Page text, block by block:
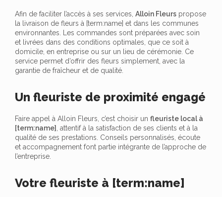
Afin de faciliter l’accès à ses services, Alloin Fleurs propose
la livraison de fleurs à [term:name] et dans les communes
environnantes. Les commandes sont préparées avec soin
et livrées dans des conditions optimales, que ce soit à
domicile, en entreprise ou sur un lieu de cérémonie. Ce
service permet d’offrir des fleurs simplement, avec la
garantie de fraîcheur et de qualité.
Un fleuriste de proximité engagé
Faire appel à Alloin Fleurs, c’est choisir un fleuriste local à
[term:name]
, attentif à la satisfaction de ses clients et à la
qualité de ses prestations. Conseils personnalisés, écoute
et accompagnement font partie intégrante de l’approche de
l’entreprise.
Votre fleuriste à [term:name]